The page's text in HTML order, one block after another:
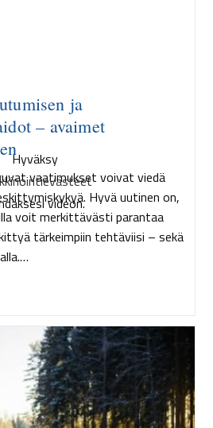
Hyväksy
videon.
ja
– avaimet
vaatimukset voivat viedä
Hyvä uutinen on,
voit merkittävästi parantaa
tärkeimpiin tehtäviisi – sekä